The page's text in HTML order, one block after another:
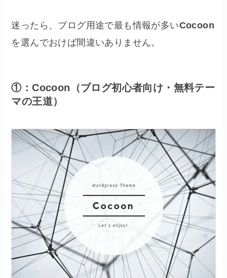
迷ったら、ブログ用途で最も情報が多いCocoon
を選んでおけば間違いありません。
①：Cocoon（ブログ初心者向け・無料テー
マの王道）